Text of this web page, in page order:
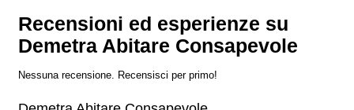
Recensioni ed esperienze su
Demetra Abitare Consapevole
Nessuna recensione. Recensisci per primo!